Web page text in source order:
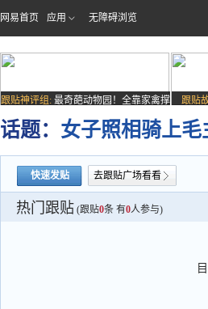
网易首页 应用 无障碍浏览
跟贴神评组: 最奇葩动物园！全靠家禽撑
场子
跟贴
话题： 女子照相骑上
快速发贴 去跟贴广场看看
热门跟贴 (跟贴0条 有0人参与)